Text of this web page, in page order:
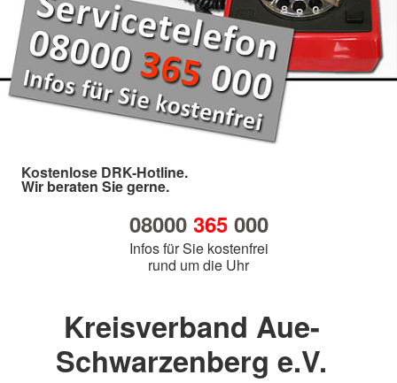
Kostenlose DRK-Hotline.
Wir beraten Sie gerne.
08000 365000
Infos für Sie kostenfrei
rund um die Uhr
Kreisverband Aue-
Schwarzenberg e.V.